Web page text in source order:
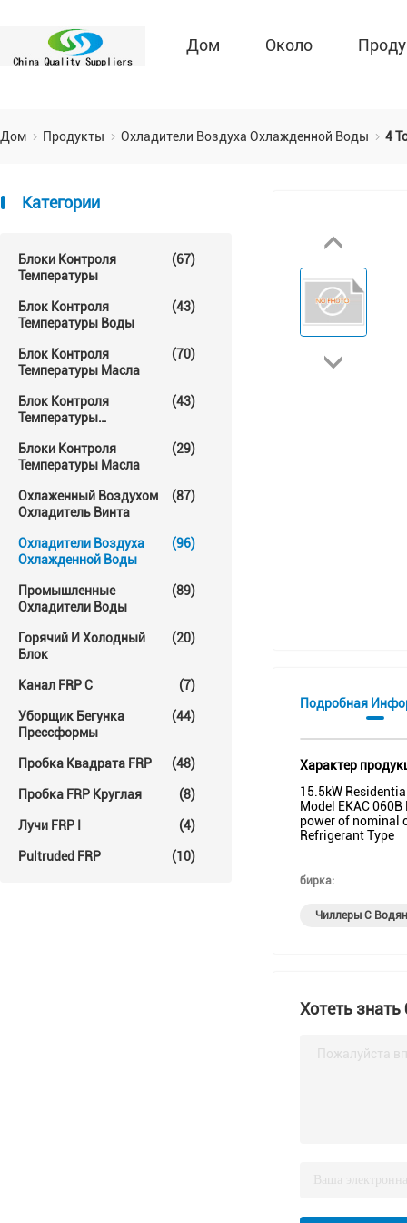
Дом Около
Дом Продукты Охладители Воздуха Охлажденной Воды 4
Категории
Блоки Контроля
Температуры
(67)
Блок Контроля
Температуры Воды
(43)
Блок Контроля
Температуры Масла
(70)
Блок Контроля
Температуры
(43)
Блоки Контроля
Температуры Масла
(29)
Охлаженный Воздухом
Охладитель Винта
(87)
Охладители Воздуха
Охлажденной Воды
(96)
Промышленные
Охладители Воды
(89)
Горячий И Холодный
Блок
(20)
Канал FRP C (7)
Уборщик Бегунка
Прессформы
(44)
Пробка Квадрата FRP (48)
Пробка FRP Круглая (8)
Лучи FRP I (4)
Pultruded FRP (10)
Подробная
Характер
15.5kW
Model EKAC
power of nominal
Refrigerant
бирка:
Чиллеры С
Хотеть
Пожалуйста